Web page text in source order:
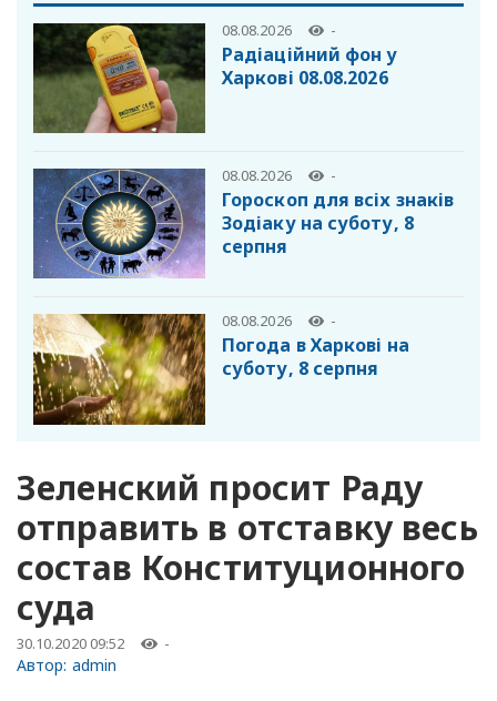
08.08.2026 -
Радіаційний фон у
Харкові 08.08.2026
08.08.2026 -
Гороскоп для всіх знаків
Зодіаку на суботу, 8
серпня
08.08.2026 -
Погода в Харкові на
суботу, 8 серпня
Зеленский просит Раду
отправить в отставку весь
состав Конституционного
суда
30.10.2020 09:52 -
Автор: admin